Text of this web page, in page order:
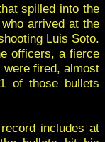
spilled into the
arrived at the
Luis Soto.
officers, a fierce
were fired, almost
of those bullets
includes at